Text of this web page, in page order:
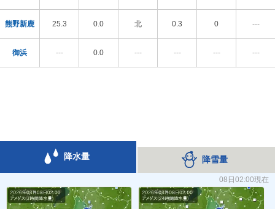
熊野新鹿 25.3 0.0 北 0.3 0 ---
御浜 --- 0.0 --- --- --- ---
降水量 降雪量
08日02:00現在